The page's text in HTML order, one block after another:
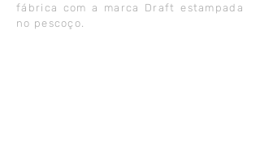
fábrica com a marca Draft estampada
no pescoço.